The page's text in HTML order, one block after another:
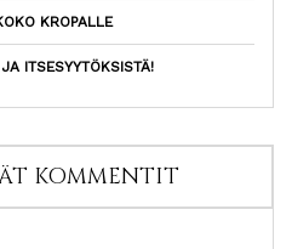
KROPALLE
ITSESYYTÖKSISTÄ!
KOMMENTIT